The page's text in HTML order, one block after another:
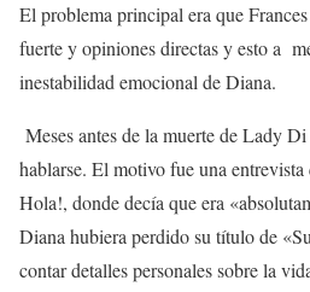
El problema principal era que
fuerte y opiniones directas y esto a
inestabilidad emocional de Diana.
Meses antes de la muerte de Lady
hablarse. El motivo fue una
Hola!, donde decía que era
Diana hubiera perdido su título de
contar detalles personales sobre la